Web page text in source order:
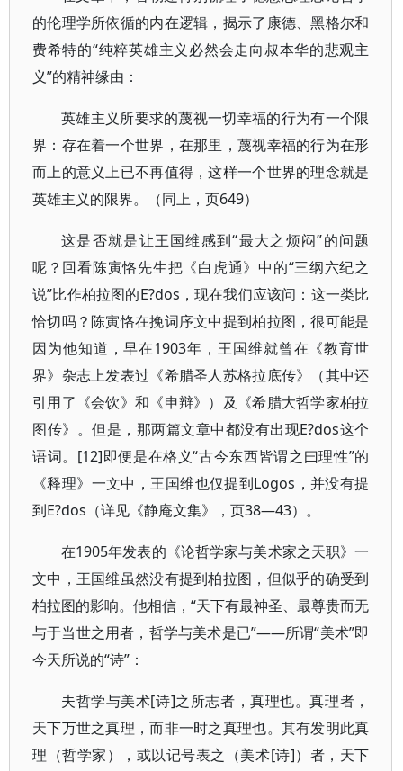
的伦理学所依循的内在逻辑，揭示了康德、黑格尔和
费希特的“纯粹英雄主义必然会走向叔本华的悲观主
义”的精神缘由：
英雄主义所要求的蔑视一切幸福的行为有一个限
界：存在着一个世界，在那里，蔑视幸福的行为在形
而上的意义上已不再值得，这样一个世界的理念就是
英雄主义的限界。（同上，页649）
这是否就是让王国维感到“最大之烦闷”的问题
呢？回看陈寅恪先生把《白虎通》中的“三纲六纪之
说”比作柏拉图的E?dos，现在我们应该问：这一类比
恰切吗？陈寅恪在挽词序文中提到柏拉图，很可能是
因为他知道，早在1903年，王国维就曾在《教育世
界》杂志上发表过《希腊圣人苏格拉底传》（其中还
引用了《会饮》和《申辩》）及《希腊大哲学家柏拉
图传》。但是，那两篇文章中都没有出现E?dos这个
语词。[12]即便是在格义“古今东西皆谓之曰理性”的
《释理》一文中，王国维也仅提到Logos，并没有提
到E?dos（详见《静庵文集》，页38—43）。
在1905年发表的《论哲学家与美术家之天职》一
文中，王国维虽然没有提到柏拉图，但似乎的确受到
柏拉图的影响。他相信，“天下有最神圣、最尊贵而无
与于当世之用者，哲学与美术是已”——所谓“美术”即
今天所说的“诗”：
夫哲学与美术[诗]之所志者，真理也。真理者，
天下万世之真理，而非一时之真理也。其有发明此真
理（哲学家），或以记号表之（美术[诗]）者，天下